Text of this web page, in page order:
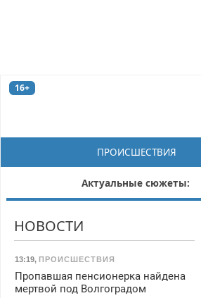
16+
ПРОИСШЕСТВИЯ
Актуальные сюжеты:
НОВОСТИ
13:19, ПРОИСШЕСТВИЯ
Пропавшая пенсионерка найдена
мертвой под Волгоградом